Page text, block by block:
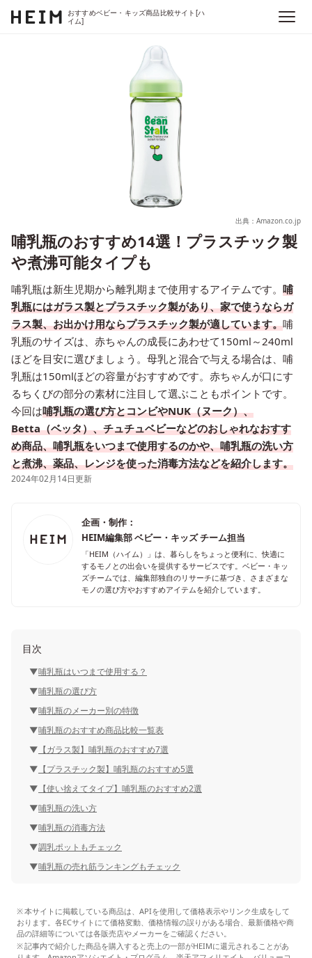
おすすめベビー・キッズ商品比較サイト[ハ
イム]
出典：Amazon.co.jp
哺乳瓶のおすすめ14選！プラスチック製
や煮沸可能タイプも
哺乳瓶は新生児期から離乳期まで使用するアイテムです。 哺
乳瓶にはガラス製とプラスチック製があり、家で使うならガ
ラス製、お出かけ用ならプラスチック製が適しています。哺
乳瓶のサイズは、赤ちゃんの成長にあわせて150ml～240ml
ほどを目安に選びましょう。母乳と混合で与える場合は、哺
乳瓶は150mlほどの容量がおすすめです。赤ちゃんが口にす
るちくびの部分の素材に注目して選ぶこともポイントです。
今回は哺乳瓶の選び方とコンビやNUK（ヌーク）、
Betta（ベッタ）、チュチュベビーなどのおしゃれなおすす
め商品、哺乳瓶をいつまで使用するのかや、哺乳瓶の洗い方
と煮沸、薬品、レンジを使った消毒方法などを紹介します。
2024年02月14日更新
企画・制作：
HEIM編集部 ベビー・キッズ チーム担当
「HEIM（ハイム）」は、暮らしをちょっと便利に、快適に
するモノとの出会いを提供するサービスです。ベビー・キッ
ズチームでは、編集部独自のリサーチに基づき、さまざまな
モノの選び方やおすすめアイテムを紹介しています。
目次
哺乳瓶はいつまで使用する？
哺乳瓶の選び方
哺乳瓶のメーカー別の特徴
哺乳瓶のおすすめ商品比較一覧表
【ガラス製】哺乳瓶のおすすめ7選
【プラスチック製】哺乳瓶のおすすめ5選
【使い捨えてタイプ】哺乳瓶のおすすめ2選
哺乳瓶の洗い方
哺乳瓶の消毒方法
調乳ポットもチェック
哺乳瓶の売れ筋ランキングもチェック
本サイトに掲載している商品は、APIを使用して価格表示やリンク生成をして
おります。各ECサイトにて価格変動、価格情報の誤りがある場合、最新価格や商
品の詳細等については各販売店やメーカーをご確認ください。
記事内で紹介した商品を購入すると売上の一部がHEIMに還元されることがあ